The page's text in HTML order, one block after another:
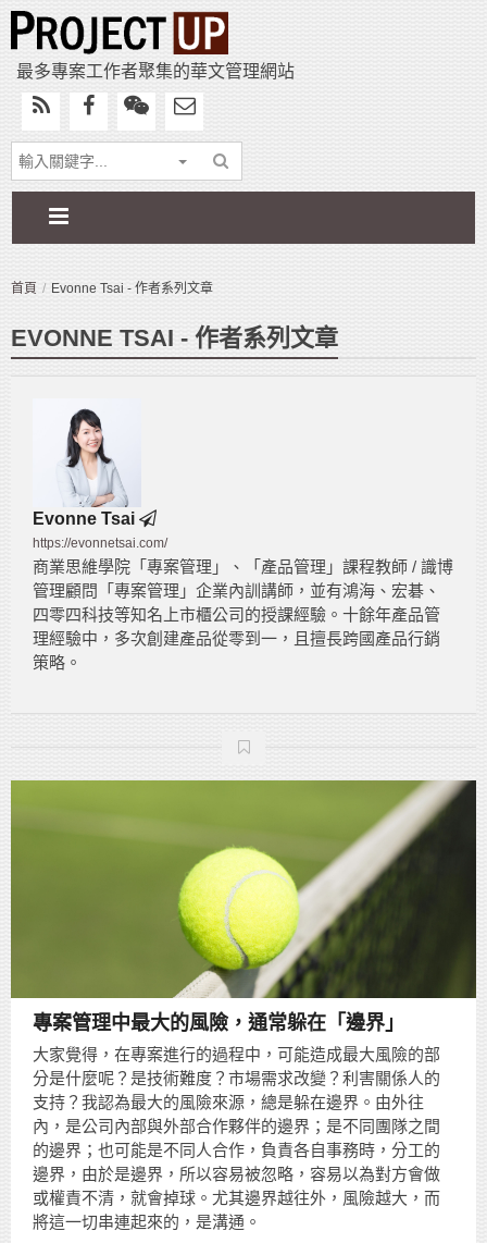
最多專案工作者聚集的華文管理網站
首頁 Evonne Tsai - 作者系列文章
EVONNE TSAI - 作者系列文章
Evonne Tsai
https://evonnetsai.com/
商業思維學院「專案管理」、「產品管理」課程教師 / 識博
管理顧問「專案管理」企業內訓講師，並有鴻海、宏碁、
四零四科技等知名上市櫃公司的授課經驗。十餘年產品管
理經驗中，多次創建產品從零到一，且擅長跨國產品行銷
策略。
專案管理中最大的風險，通常躲在「邊界」
大家覺得，在專案進行的過程中，可能造成最大風險的部
分是什麼呢？是技術難度？市場需求改變？利害關係人的
支持？我認為最大的風險來源，總是躲在邊界。由外往
內，是公司內部與外部合作夥伴的邊界；是不同團隊之間
的邊界；也可能是不同人合作，負責各自事務時，分工的
邊界，由於是邊界，所以容易被忽略，容易以為對方會做
或權責不清，就會掉球。尤其邊界越往外，風險越大，而
將這一切串連起來的，是溝通。